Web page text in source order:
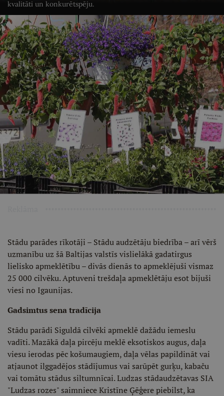
kvalitāti un konkurētspēju.
Stādu parādes rīkotāji – Stādu audzētāju biedrība – arī vērš
uzmanību uz šā Baltijas valstīs vislielākā gadatirgus
lielisko apmeklētību – divās dienās to apmeklējuši vismaz
25 000 cilvēku. Aptuveni trešdaļa apmeklētāju esot bijuši
viesi no Igaunijas.
Gadsimtus sena tradīcija
Stādu parādi Siguldā cilvēki apmeklē dažādu iemeslu
vadīti. Mazākā daļa pircēju meklē eksotiskos augus, daļa
viesu ierodas pēc košumaugiem, daļa vēlas papildināt vai
atjaunot ilggadējos stādījumus vai sarūpēt gurķu, kabaču
vai tomātu stādus siltumnīcai. Ludzas stādaudzētavas SIA
"Ludzas rozes" saimniece Kristīne Ģēģere piebilst, ka